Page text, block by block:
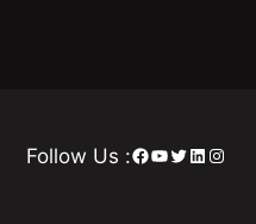
Follow Us :Facebook
YouTube
Twitter